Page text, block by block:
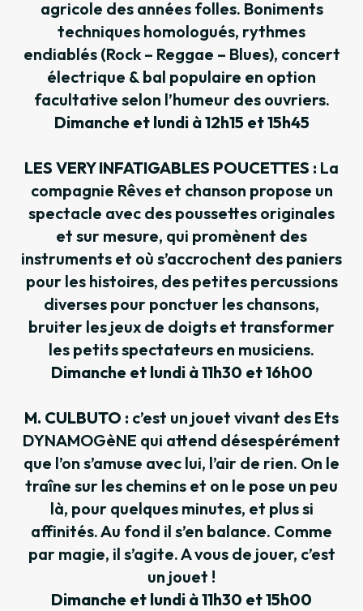
agricole des années folles. Boniments
techniques homologués, rythmes
endiablés (Rock – Reggae – Blues), concert
électrique & bal populaire en option
facultative selon l’humeur des ouvriers.
Dimanche et lundi à 12h15 et 15h45
LES VERY INFATIGABLES POUCETTES : La
compagnie Rêves et chanson propose un
spectacle avec des poussettes originales
et sur mesure, qui promènent des
instruments et où s’accrochent des paniers
pour les histoires, des petites percussions
diverses pour ponctuer les chansons,
bruiter les jeux de doigts et transformer
les petits spectateurs en musiciens.
Dimanche et lundi à 11h30 et 16h00
M. CULBUTO : c’est un jouet vivant des Ets
DYNAMOGèNE qui attend désespérément
que l’on s’amuse avec lui, l’air de rien. On le
traîne sur les chemins et on le pose un peu
là, pour quelques minutes, et plus si
affinités. Au fond il s’en balance. Comme
par magie, il s’agite. A vous de jouer, c’est
un jouet !
Dimanche et lundi à 11h30 et 15h00